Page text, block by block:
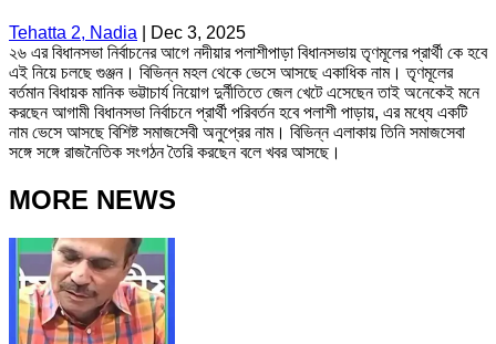
Tehatta 2, Nadia
Dec 3, 2025
২৬ এর বিধানসভা নির্বাচনের আগে নদীয়ার পলাশীপাড়া বিধানসভায় তৃণমূলের প্রার্থী কে হবে
এই নিয়ে চলছে গুঞ্জন। বিভিন্ন মহল থেকে ভেসে আসছে একাধিক নাম। তৃণমূলের
বর্তমান বিধায়ক মানিক ভট্টাচার্য নিয়োগ দুর্নীতিতে জেল খেটে এসেছেন তাই অনেকেই মনে
করছেন আগামী বিধানসভা নির্বাচনে প্রার্থী পরিবর্তন হবে পলাশী পাড়ায়, এর মধ্যে একটি
নাম ভেসে আসছে বিশিষ্ট সমাজসেবী অনুপ্রের নাম। বিভিন্ন এলাকায় তিনি সমাজসেবা
সঙ্গে সঙ্গে রাজনৈতিক সংগঠন তৈরি করছেন বলে খবর আসছে।
MORE NEWS